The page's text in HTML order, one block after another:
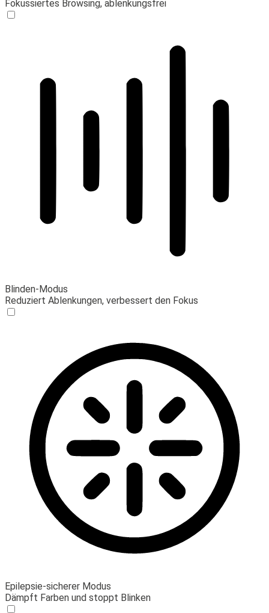
Fokussiertes Browsing, ablenkungsfrei
Blinden-Modus
Reduziert Ablenkungen, verbessert den Fokus
Epilepsie-sicherer Modus
Dämpft Farben und stoppt Blinken